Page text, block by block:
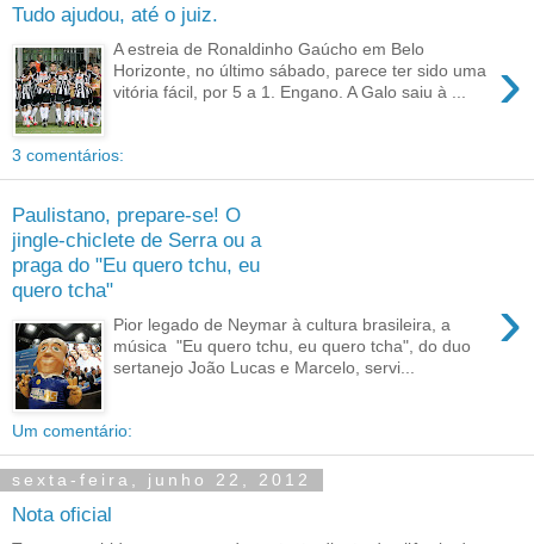
Tudo ajudou, até o juiz.
›
A estreia de Ronaldinho Gaúcho em Belo
Horizonte, no último sábado, parece ter sido uma
vitória fácil, por 5 a 1. Engano. A Galo saiu à ...
3 comentários:
Paulistano, prepare-se! O
jingle-chiclete de Serra ou a
praga do "Eu quero tchu, eu
quero tcha"
›
Pior legado de Neymar à cultura brasileira, a
música "Eu quero tchu, eu quero tcha", do duo
sertanejo João Lucas e Marcelo, servi...
Um comentário:
sexta-feira, junho 22, 2012
Nota oficial